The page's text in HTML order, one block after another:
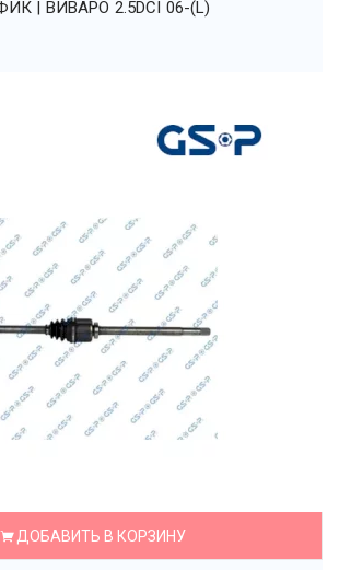
| ВИВАРО 2.5DCI 06-(L)
ДОБАВИТЬ В КОРЗИНУ